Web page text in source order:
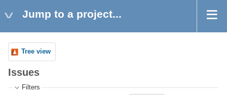
Jump to a project...
Tree view
Issues
Filters